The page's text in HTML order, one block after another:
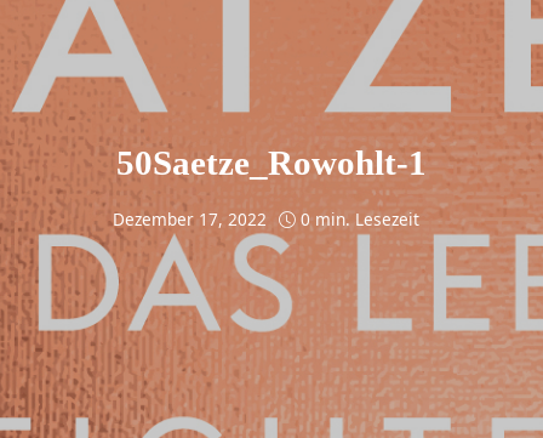
50Saetze_Rowohlt-1
Dezember 17, 2022 0 min. Lesezeit